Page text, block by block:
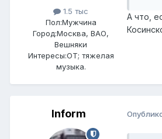
1.5 тыс
Пол:Мужчина
Город:Москва, ВАО,
Вешняки
Интересы:ОТ; тяжелая
музыка.
А что,
Inform